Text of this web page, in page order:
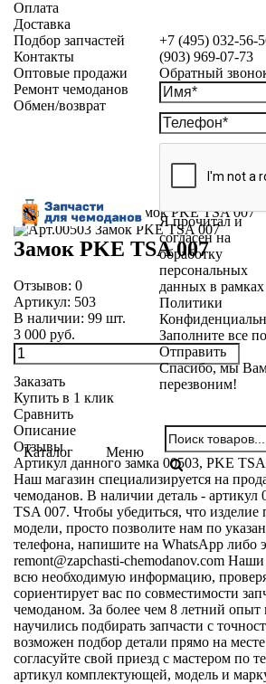
+7 (495) 032-56-
(903) 969-07-73
Обратный
Я прочитал и
согласен на
обработку
персональных
данных в рамках
Политики
Заполните все
Отправить
Спасибо, мы
перезвоним!
Каталог Меню
Оплата
Доставка
Подбор запчастей
Контакты
Оптовые продажи
Ремонт чемоданов
Обмен/возврат
Каталог»Замки»Замок PKE TSA 007
Замок PKE TSA 007
Отзывов: 0
Артикул: 503
В наличии: 99 шт.
3 000 руб.
Заказать
Купить в 1 клик
Сравнить
Описание
Отзывы
Артикул данного замка 00503, PKE
Наш магазин специализируется на
чемоданов. В наличии деталь - артикул
TSA 007. Чтобы убедиться, что изделие
модели, просто позволите нам по
телефона, напишите на WhatsApp либо
remont@zapchasti-chemodanov.com Наши
всю необходимую информацию,
сориентирует вас по совместимости
чемоданом. За более чем 8 летний опыт
научились подбирать запчасти с
возможен подбор детали прямо на месте
согласуйте свой приезд с мастером по
артикул комплектующей, модель и